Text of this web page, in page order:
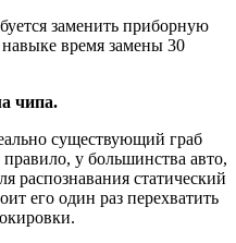
заменить приборную
время замены 30
чипа.
существующий граб
у большинства авто,
распознавания статический
его один раз перехватить